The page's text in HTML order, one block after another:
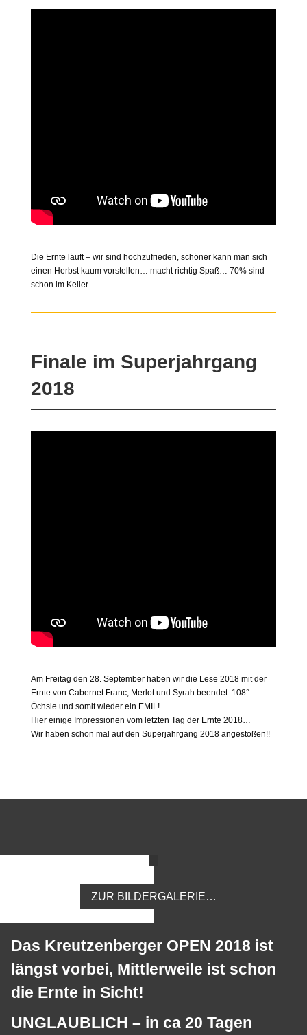
Die Ernte läuft – wir sind hochzufrieden, schöner kann man sich
einen Herbst kaum vorstellen… macht richtig Spaß… 70% sind
schon im Keller.
Finale im Superjahrgang
2018
Am Freitag den 28. September haben wir die Lese 2018 mit der
Ernte von Cabernet Franc, Merlot und Syrah beendet. 108°
Öchsle und somit wieder ein EMIL!
Hier einige Impressionen vom letzten Tag der Ernte 2018…
Wir haben schon mal auf den Superjahrgang 2018 angestoßen!!
ZUR BILDERGALERIE…
Das Kreutzenberger OPEN 2018 ist
längst vorbei, Mittlerweile ist schon
die Ernte in Sicht!
UNGLAUBLICH – in ca 20 Tagen